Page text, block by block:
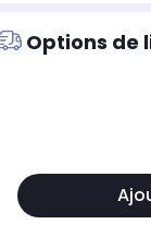
Options de